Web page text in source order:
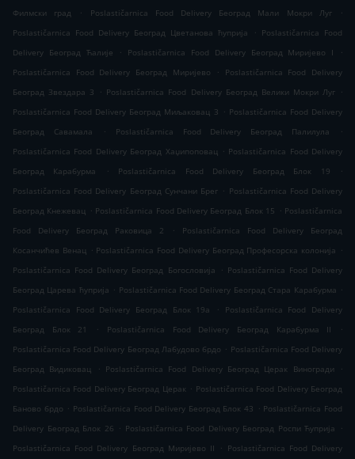
Филмски град
. Poslastičarnica Food Delivery Београд Мали Мокри Луг
.
Poslastičarnica Food Delivery Београд Цветанова ћуприја
. Poslastičarnica Food
Delivery Београд Ћалије
. Poslastičarnica Food Delivery Београд Миријево I
.
Poslastičarnica Food Delivery Београд Миријево
.
Poslastičarnica Food Delivery
Београд Звездара 3
. Poslastičarnica Food Delivery Београд Велики Мокри Луг .
Poslastičarnica Food Delivery Београд Миљаковац 3 . Poslastičarnica Food Delivery
Београд Савамала
. Poslastičarnica Food Delivery Београд Палилула
.
Poslastičarnica Food Delivery Београд Хаџипоповац . Poslastičarnica Food Delivery
Београд Карабурма
. Poslastičarnica Food Delivery Београд Блок 19
.
Poslastičarnica Food Delivery Београд Сунчани Брег . Poslastičarnica Food Delivery
Београд Кнежевац . Poslastičarnica Food Delivery Београд Блок 15 . Poslastičarnica
Food Delivery Београд Раковица 2
.
Poslastičarnica Food Delivery Београд
Косанчићев Венац . Poslastičarnica Food Delivery Београд Професорска колонија .
Poslastičarnica Food Delivery Београд Богословија
. Poslastičarnica Food Delivery
Београд Царева ћуприја . Poslastičarnica Food Delivery Београд Стара Карабурма .
Poslastičarnica Food Delivery Београд Блок 19а
.
Poslastičarnica Food Delivery
Београд Блок 21
. Poslastičarnica Food Delivery Београд Карабурма II
.
Poslastičarnica Food Delivery Београд Лабудово брдо . Poslastičarnica Food Delivery
Београд Видиковац
. Poslastičarnica Food Delivery Београд Церак Виногради
.
Poslastičarnica Food Delivery Београд Церак . Poslastičarnica Food Delivery Београд
Баново брдо . Poslastičarnica Food Delivery Београд Блок 43 . Poslastičarnica Food
Delivery Београд Блок 26 . Poslastičarnica Food Delivery Београд Роспи Ћуприја
.
Poslastičarnica Food Delivery Београд Миријево II
. Poslastičarnica Food Delivery